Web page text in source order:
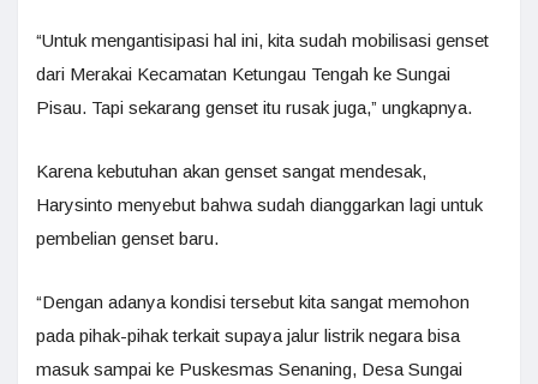
“Untuk mengantisipasi hal ini, kita sudah mobilisasi genset
dari Merakai Kecamatan Ketungau Tengah ke Sungai
Pisau. Tapi sekarang genset itu rusak juga,” ungkapnya.
Karena kebutuhan akan genset sangat mendesak,
Harysinto menyebut bahwa sudah dianggarkan lagi untuk
pembelian genset baru.
“Dengan adanya kondisi tersebut kita sangat memohon
pada pihak-pihak terkait supaya jalur listrik negara bisa
masuk sampai ke Puskesmas Senaning, Desa Sungai